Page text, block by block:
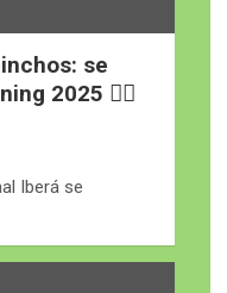
se
2025 🏃‍♀️
Iberá se